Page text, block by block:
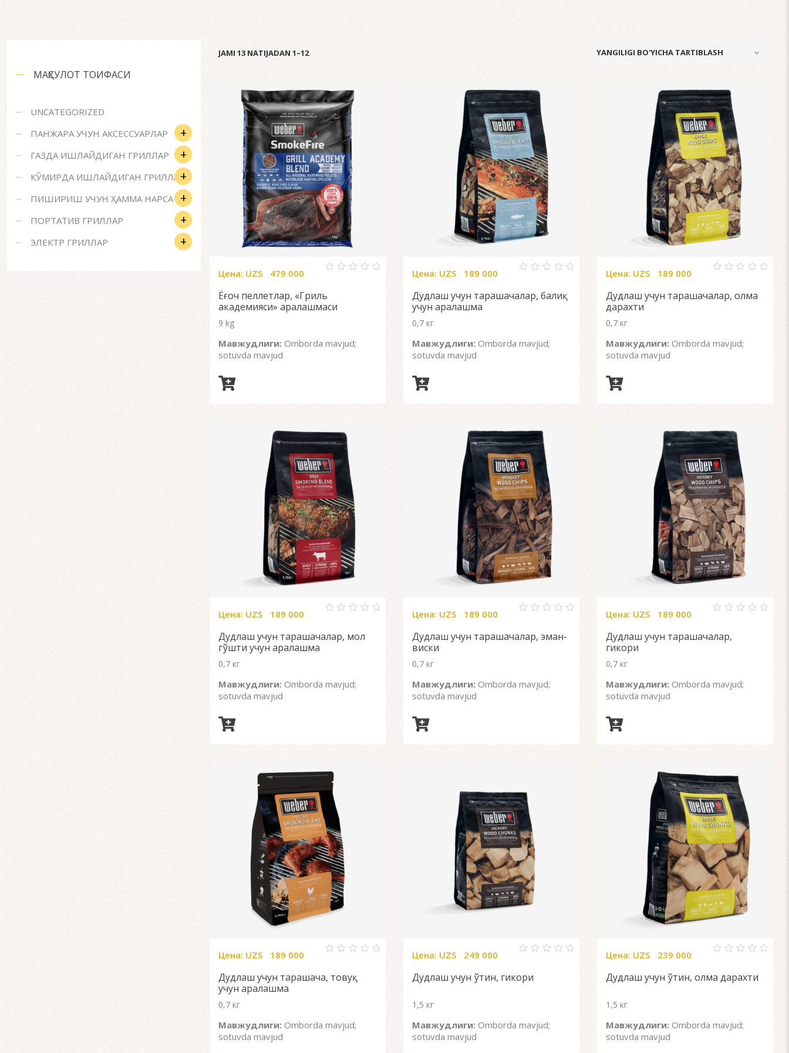
МАҲСУЛОТ ТОИФАСИ
UNCATEGORIZED
ПАНЖАРА УЧУН АКСЕССУАРЛАР
+
ГАЗДА ИШЛАЙДИГАН ГРИЛЛАР +
КЎМИРДА ИШЛАЙДИГАН ГРИЛЛАР
+
ПИШИРИШ УЧУН ҲАММА НАРСА +
ПОРТАТИВ ГРИЛЛАР +
ЭЛЕКТР ГРИЛЛАР +
JAMI 13 NATIJADAN 1–12
of
5
Цена: UZS 479 000
Ёғоч пеллетлар, «Гриль
академияси» аралашмаси
9 kg
Мавжудлиги: Omborda mavjud;
sotuvda mavjud
of
Цена: UZS 189 000
Дудлаш учун тарашачалар, балиқ
учун аралашма
0,7 кг
Мавжудлиги: Omborda mavjud;
sotuvda mavjud
of
Цена: UZS 189 000
Дудлаш учун тарашачалар, олма
дарахти
0,7 кг
Мавжудлиги: Omborda mavjud;
sotuvda mavjud
of
Цена: UZS 189 000
Дудлаш учун тарашачалар, мол
гўшти учун аралашма
0,7 кг
Мавжудлиги: Omborda mavjud;
sotuvda mavjud
of
Цена: UZS 189 000
Дудлаш учун тарашачалар, эман-
виски
0,7 кг
Мавжудлиги: Omborda mavjud;
sotuvda mavjud
of
Цена: UZS 189 000
Дудлаш учун тарашачалар,
гикори
0,7 кг
Мавжудлиги: Omborda mavjud;
sotuvda mavjud
of
Цена: UZS 189 000
Дудлаш учун тарашача, товуқ
учун аралашма
0,7 кг
Мавжудлиги: Omborda mavjud;
sotuvda mavjud
of
5
Цена: UZS 249 000
Дудлаш учун ўтин, гикори
1,5 кг
Мавжудлиги: Omborda mavjud;
sotuvda mavjud
of
Цена: UZS 239 000
Дудлаш учун ўтин, олма дарахти
1,5 кг
Мавжудлиги: Omborda mavjud;
sotuvda mavjud